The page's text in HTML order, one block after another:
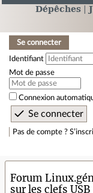
Dépêches
Se connecter
Identifiant
Mot de passe
Connexion
Pas de compte ?
Forum
sur les clefs USB